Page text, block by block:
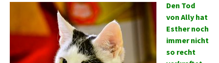
Den Tod
von Ally hat
Esther noch
immer nicht
so recht